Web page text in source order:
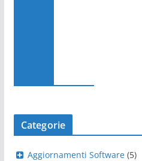
Categorie
Aggiornamenti Software (5)